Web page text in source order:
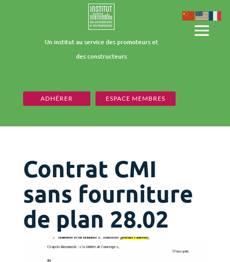
Un institut au service des promoteurs et
des constructeurs
ADHÉRER ESPACE MEMBRES
Contrat CMI
sans fourniture
de plan 28.02